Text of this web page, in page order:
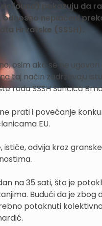
pokazuju da
neplaćeni
Hrvatske (SSSH).
osim ako se ne ugovori
taj način zadržavaju istu
rada SSSH Sunčica
prati i povećanje
EU.
odvija kroz
na 35 sati, što je
Budući da je zbog
potaknuti kolektivno